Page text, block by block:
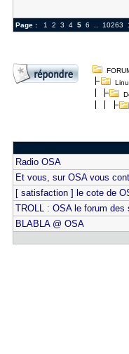
Page : 1 2 3 4 5 6 10263
Radio OSA
Et vous, sur OSA vous
[ satisfaction ] le cote de
TROLL : OSA le forum
BLABLA @ OSA